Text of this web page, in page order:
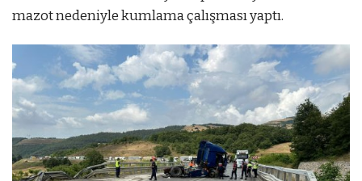
mazot nedeniyle kumlama çalışması yaptı.